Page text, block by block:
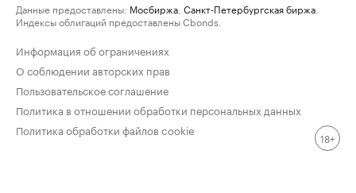
Данные предоставлены: Мосбиржа Санкт-Петербургская биржа
Индексы облигаций предоставлены Cbonds.
Информация об ограничениях
О соблюдении авторских прав
Пользовательское соглашение
Политика в отношении обработки персональных данных
Политика обработки файлов cookie
18+